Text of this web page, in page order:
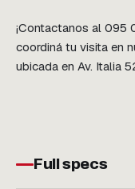
¡Contactanos al 095
coordiná tu visita en
ubicada en Av. Italia
Full specs